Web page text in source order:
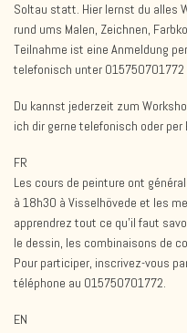
Soltau statt. Hier lernst du alles
rund ums Malen, Zeichnen,
Teilnahme ist eine Anmeldung
telefonisch unter 015750701772
Du kannst jederzeit zum
ich dir gerne telefonisch oder per
FR
Les cours de peinture ont
à 18h30 à Visselhövede et les
apprendrez tout ce qu’il faut
le dessin, les combinaisons de
Pour participer, inscrivez-vous
téléphone au 015750701772.
EN